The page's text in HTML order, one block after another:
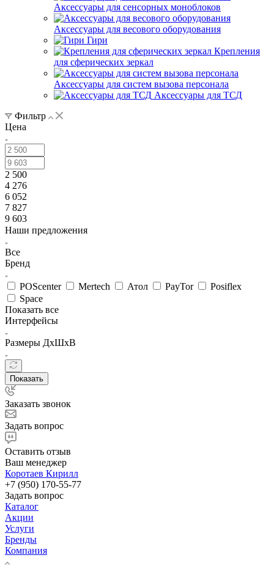
Аксессуары для сенсорных моноблоков
Аксессуары для весового оборудования
Гири
Крепления
для сферических зеркал
Аксессуары для систем вызова персонала
Аксессуары для ТСД
Фильтр
Цена
2 500
4 276
6 052
7 827
9 603
Наши предложения
Все
Бренд
POScenter Mertech Атол PayTor
Posiflex
Space
Показать все
Интерфейсы
Размеры ДхШхВ
Показать
Заказать звонок
Задать вопрос
Оставить отзыв
Ваш менеджер
Коротаев Кирилл
+7 (950) 170-55-77
Задать вопрос
Каталог
Акции
Услуги
Бренды
Компания